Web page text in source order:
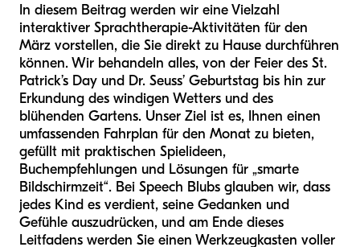
In diesem Beitrag werden wir eine Vielzahl
interaktiver Sprachtherapie-Aktivitäten für den
März vorstellen, die Sie direkt zu Hause durchführen
können. Wir behandeln alles, von der Feier des St.
Patrick’s Day und Dr. Seuss’ Geburtstag bis hin zur
Erkundung des windigen Wetters und des
blühenden Gartens. Unser Ziel ist es, Ihnen einen
umfassenden Fahrplan für den Monat zu bieten,
gefüllt mit praktischen Spielideen,
Buchempfehlungen und Lösungen für „smarte
Bildschirmzeit“. Bei Speech Blubs glauben wir, dass
jedes Kind es verdient, seine Gedanken und
Gefühle auszudrücken, und am Ende dieses
Leitfadens werden Sie einen Werkzeugkasten voller